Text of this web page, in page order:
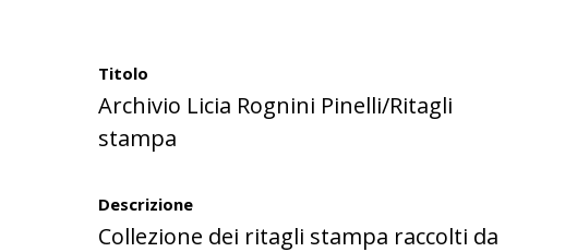
Titolo
Archivio Licia Rognini Pinelli/Ritagli
stampa
Descrizione
Collezione dei ritagli stampa raccolti da